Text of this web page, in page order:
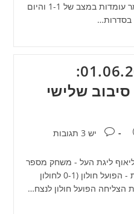
3 (הטוב מ-5) כל סדרות רבע הגמר עומדות במצב של 1-1 והיום
אירועי דיומא 01.06.2018:
שלישי
תגובות:
יש 3 תגובות
ליגת העל - משחק מספר
2 (הטוב מ-5) 13:20: הפועל אילת - הפועל חולון (0-1 לחולון
הצליחה הפועל חולון לנצח…